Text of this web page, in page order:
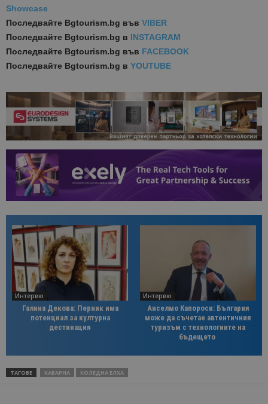
Showcase
Последвайте Bgtourism.bg във VIBER
Последвайте Bgtourism.bg в INSTAGRAM
Последвайте Bgtourism.bg във FACEBOOK
Последвайте Bgtourism.bg в YOUTUBE
Интервю
Галина Декова: Перник има
потенциал за културна
дестинация
Интервю
Анселмо Капороси: България
може да съчетае автентичния
туризъм с технологиите на
бъдещето
ТАГОВЕ КАВАРНА КОЛЕДНА ЕЛХА